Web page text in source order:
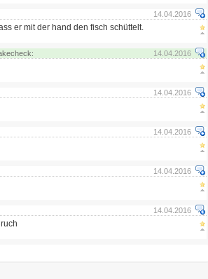
14.04.2016
er mit der hand den fisch schüttelt.
14.04.2016
14.04.2016
14.04.2016
14.04.2016
14.04.2016